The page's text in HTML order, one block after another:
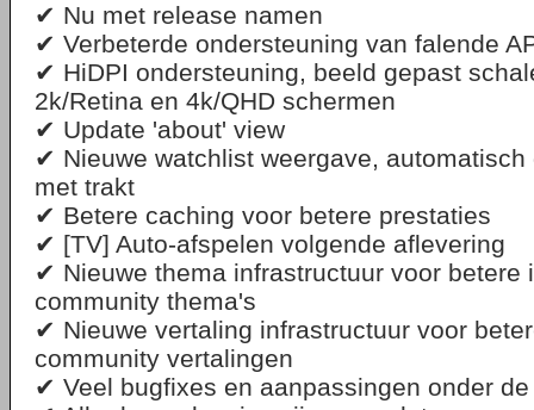
✔ Nu met release namen
✔ Verbeterde ondersteuning van falende
✔ HiDPI ondersteuning, beeld gepast
2k/Retina en 4k/QHD schermen
✔ Update 'about' view
✔ Nieuwe watchlist weergave,
met trakt
✔ Betere caching voor betere prestaties
✔ [TV] Auto-afspelen volgende aflevering
✔ Nieuwe thema infrastructuur voor betere
community thema's
✔ Nieuwe vertaling infrastructuur voor
community vertalingen
✔ Veel bugfixes en aanpassingen onder